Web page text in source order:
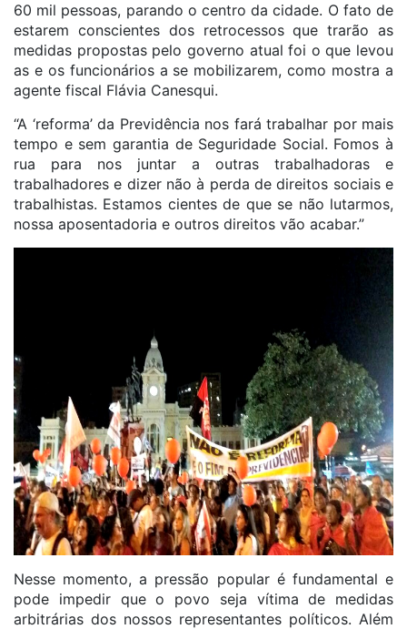
60 mil pessoas, parando o centro da cidade. O fato de
estarem conscientes dos retrocessos que trarão as
medidas propostas pelo governo atual foi o que levou
as e os funcionários a se mobilizarem, como mostra a
agente fiscal Flávia Canesqui.
“A ‘reforma’ da Previdência nos fará trabalhar por mais
tempo e sem garantia de Seguridade Social. Fomos à
rua para nos juntar a outras trabalhadoras e
trabalhadores e dizer não à perda de direitos sociais e
trabalhistas. Estamos cientes de que se não lutarmos,
nossa aposentadoria e outros direitos vão acabar.”
Nesse momento, a pressão popular é fundamental e
pode impedir que o povo seja vítima de medidas
arbitrárias dos nossos representantes políticos. Além